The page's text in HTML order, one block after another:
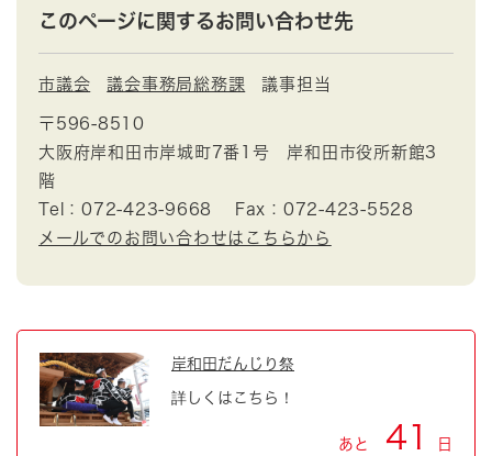
このページに関するお問い合わせ先
市議会 議会事務局総務課 議事担当
〒596-8510
大阪府岸和田市岸城町7番1号 岸和田市役所新館3
階
Tel：072-423-9668
Fax：072-423-5528
メールでのお問い合わせはこちらから
岸和田だんじり祭
詳しくはこちら！
あと 41 日